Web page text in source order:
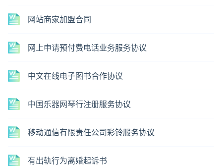
网站商家加盟合同
网上申请预付费电话业务服务协议
中文在线电子图书合作协议
中国乐器网琴行注册服务协议
移动通信有限责任公司彩铃服务协议
有出轨行为离婚起诉书